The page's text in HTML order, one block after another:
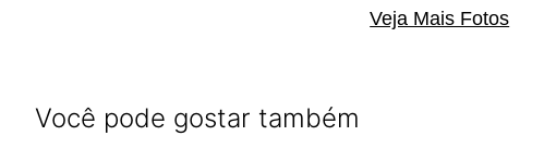
Veja Mais Fotos
Você pode gostar também